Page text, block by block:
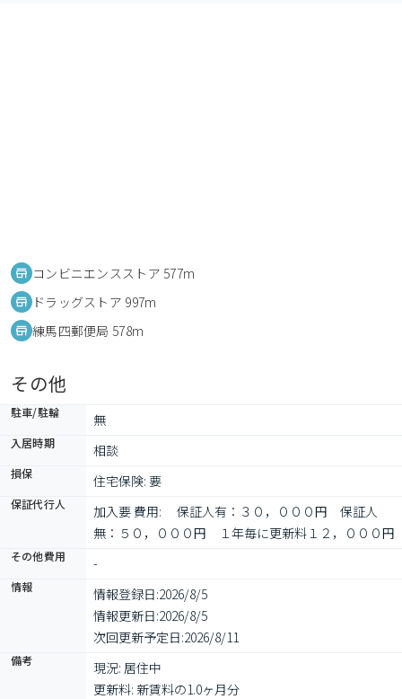
コンビニエンスストア 577m
ドラッグストア 997m
練馬四郵便局 578m
その他
駐車/駐輪 無
入居時期 相談
損保 住宅保険: 要
保証代行人
加入要 費用: 　保証人有：３０，０００円　保証人
無：５０，０００円　１年毎に更新料１２，０００円
その他費用 -
情報 情報登録日:2026/8/5
情報更新日:2026/8/5
次回更新予定日:2026/8/11
備考
現況: 居住中
更新料: 新賃料の1.0ヶ月分